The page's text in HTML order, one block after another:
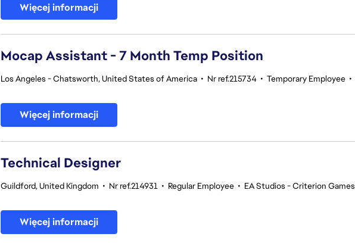
Więcej informacji
Mocap Assistant - 7 Month Temp Position
Los Angeles - Chatsworth, United States of America • Nr ref.215734 • Temporary Employee •
Więcej informacji
Technical Designer
Guildford, United Kingdom • Nr ref.214931 • Regular Employee • EA Studios - Criterion Games
Więcej informacji